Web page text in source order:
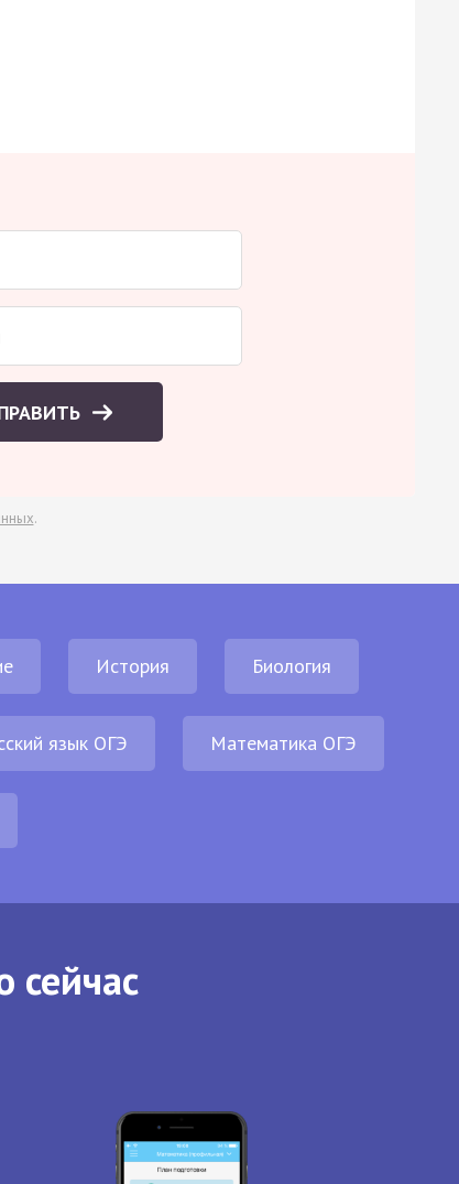
.
История Биология
язык ОГЭ Математика ОГЭ
сейчас